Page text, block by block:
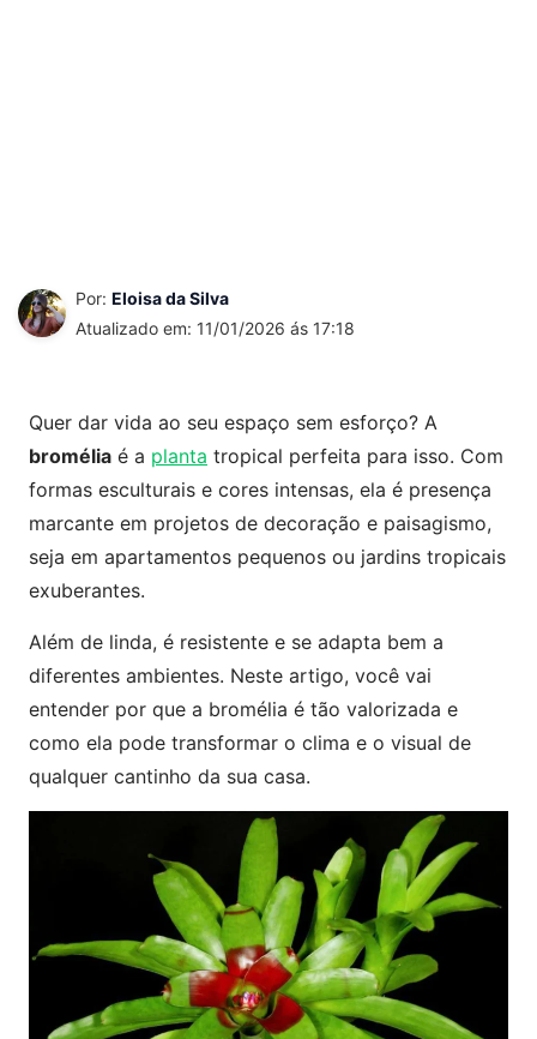
Por: Eloisa da Silva
Atualizado em: 11/01/2026 ás 17:18
Quer dar vida ao seu espaço sem esforço? A
bromélia é a planta tropical perfeita para isso. Com
formas esculturais e cores intensas, ela é presença
marcante em projetos de decoração e paisagismo,
seja em apartamentos pequenos ou jardins tropicais
exuberantes.
Além de linda, é resistente e se adapta bem a
diferentes ambientes. Neste artigo, você vai
entender por que a bromélia é tão valorizada e
como ela pode transformar o clima e o visual de
qualquer cantinho da sua casa.